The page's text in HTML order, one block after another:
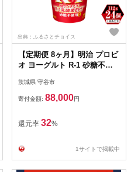
出典：ふるさとチョイス
【定期便 8ヶ月】明治 プロビ
オ ヨーグルト R-1 砂糖不使
茨城県 守谷市
寄付金額: 88,000円
還元率 32%
1サイトで掲載中